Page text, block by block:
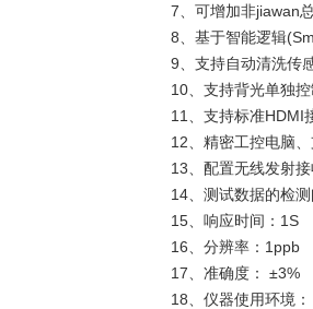
7、可增加非jiawan
8、基于智能逻辑
9、支持自动清洗传
10、支持背光单独
11、支持标准HDMI
12、精密工控电脑
13、配置无线发射
14、测试数据的检
15、响应时间：1S
16、分辨率：1ppb
17、准确度： ±3%
18、仪器使用环境